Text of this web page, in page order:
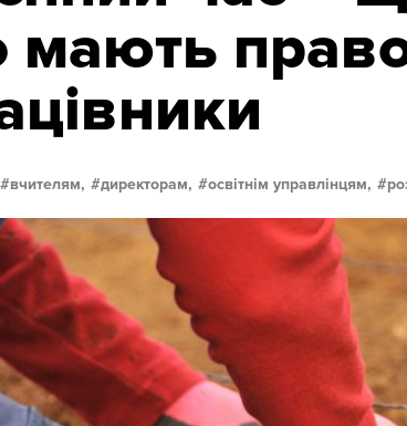
мають
вчителям, директорам, освітнім управлінцям,